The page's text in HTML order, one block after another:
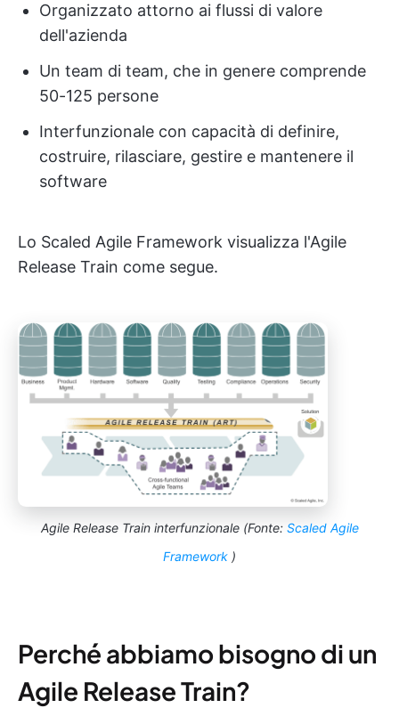
Organizzato attorno ai flussi di valore
dell'azienda
Un team di team, che in genere comprende
50-125 persone
Interfunzionale con capacità di definire,
costruire, rilasciare, gestire e mantenere il
software
Lo Scaled Agile Framework visualizza l'Agile
Release Train come segue.
Agile Release Train interfunzionale (Fonte: Scaled Agile
Framework )
Perché abbiamo bisogno di un
Agile Release Train?